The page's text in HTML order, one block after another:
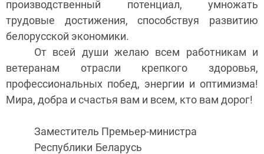
производственный потенциал, умножать
трудовые достижения, способствуя развитию
белорусской экономики.
От всей души желаю всем работникам и
ветеранам отрасли крепкого здоровья,
профессиональных побед, энергии и оптимизма!
Мира, добра и счастья вам и всем, кто вам дорог!
Заместитель Премьер-министра
Республики Беларусь